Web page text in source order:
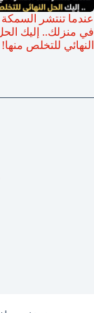
عندما تنتشر
في منزلك.. إليك
النهائي للتخلص منها!